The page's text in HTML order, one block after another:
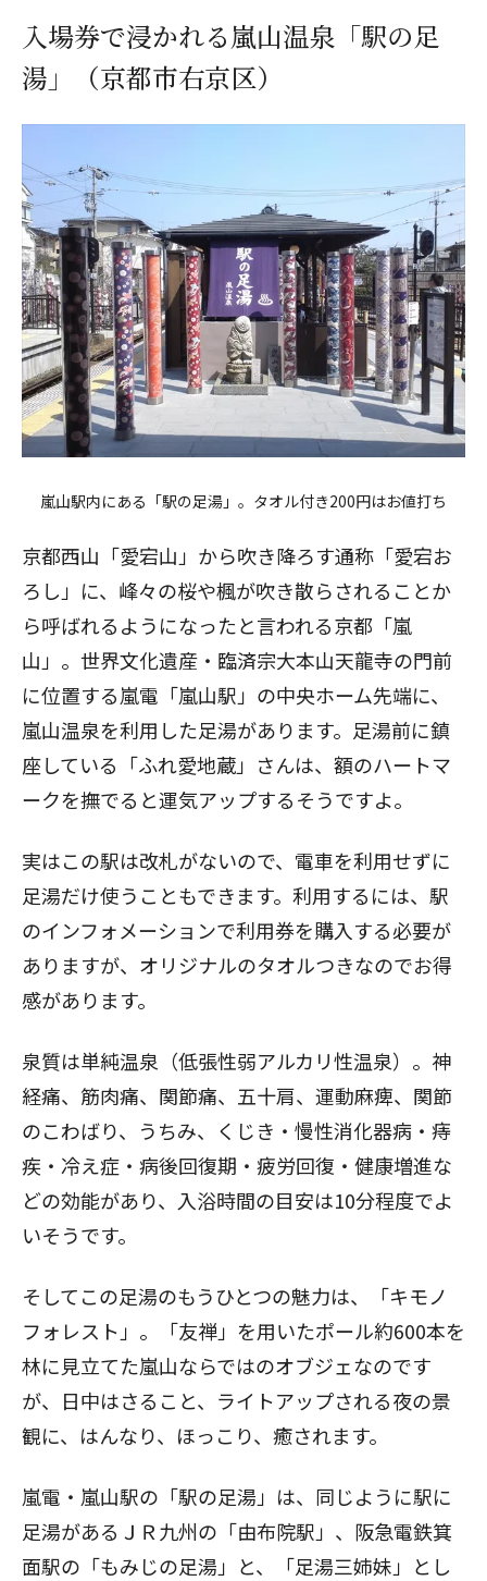
入場券で浸かれる嵐山温泉「駅の足
湯」（京都市右京区）
嵐山駅内にある「駅の足湯」。タオル付き200円はお値打ち
京都西山「愛宕山」から吹き降ろす通称「愛宕お
ろし」に、峰々の桜や楓が吹き散らされることか
ら呼ばれるようになったと言われる京都「嵐
山」。世界文化遺産・臨済宗大本山天龍寺の門前
に位置する嵐電「嵐山駅」の中央ホーム先端に、
嵐山温泉を利用した足湯があります。足湯前に鎮
座している「ふれ愛地蔵」さんは、額のハートマ
ークを撫でると運気アップするそうですよ。
実はこの駅は改札がないので、電車を利用せずに
足湯だけ使うこともできます。利用するには、駅
のインフォメーションで利用券を購入する必要が
ありますが、オリジナルのタオルつきなのでお得
感があります。
泉質は単純温泉（低張性弱アルカリ性温泉）。神
経痛、筋肉痛、関節痛、五十肩、運動麻痺、関節
のこわばり、うちみ、くじき・慢性消化器病・痔
疾・冷え症・病後回復期・疲労回復・健康増進な
どの効能があり、入浴時間の目安は10分程度でよ
いそうです。
そしてこの足湯のもうひとつの魅力は、「キモノ
フォレスト」。「友禅」を用いたポール約600本を
林に見立てた嵐山ならではのオブジェなのです
が、日中はさること、ライトアップされる夜の景
観に、はんなり、ほっこり、癒されます。
嵐電・嵐山駅の「駅の足湯」は、同じように駅に
足湯があるＪＲ九州の「由布院駅」、阪急電鉄箕
面駅の「もみじの足湯」と、「足湯三姉妹」とし